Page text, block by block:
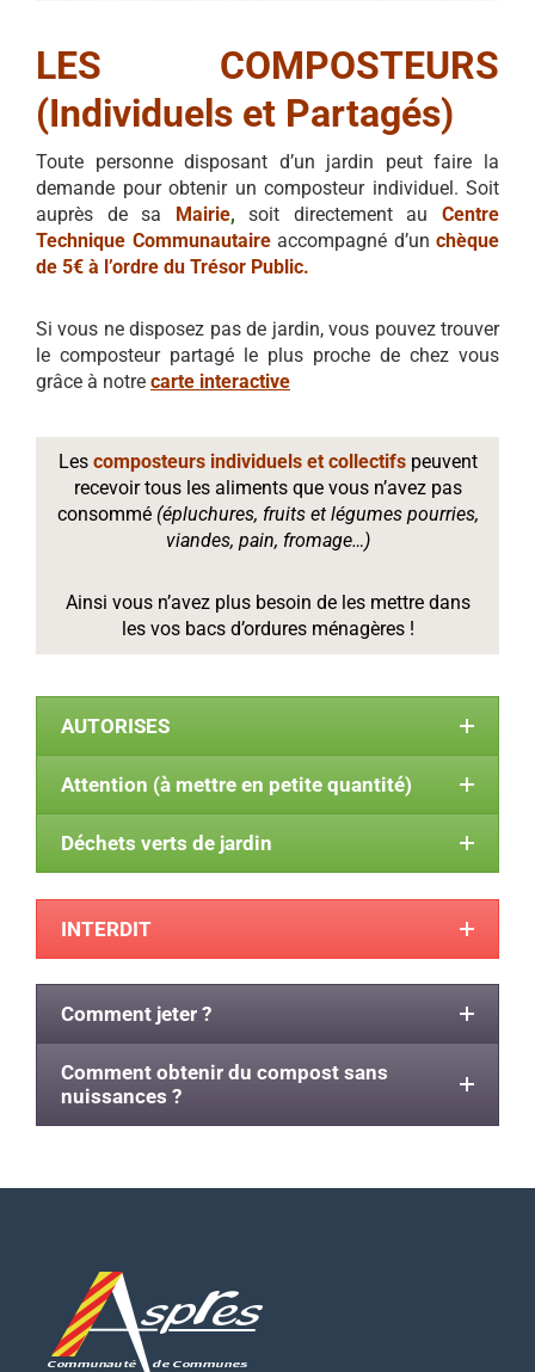
LES COMPOSTEURS
(Individuels et Partagés)
Toute personne disposant d’un jardin peut faire la
demande pour obtenir un composteur individuel. Soit
auprès de sa Mairie, soit directement auCentre
Technique Communautaireaccompagné d’un chèque
de 5€ à l’ordre du Trésor Public.
Si vous ne disposez pas de jardin, vous pouvez trouver
le composteur partagé le plus proche de chez vous
grâce à notre carte interactive
Les composteurs individuels et collectifspeuvent
recevoir tous les aliments que vous n’avez pas
consommé (épluchures, fruits et légumes pourries,
viandes, pain, fromage…)
Ainsi vous n’avez plus besoin de les mettre dans
les vos bacs d’ordures ménagères !
AUTORISES
Attention (à mettre en petite quantité)
Déchets verts de jardin
INTERDIT
Comment jeter ?
Comment obtenir du compost sans
nuissances ?